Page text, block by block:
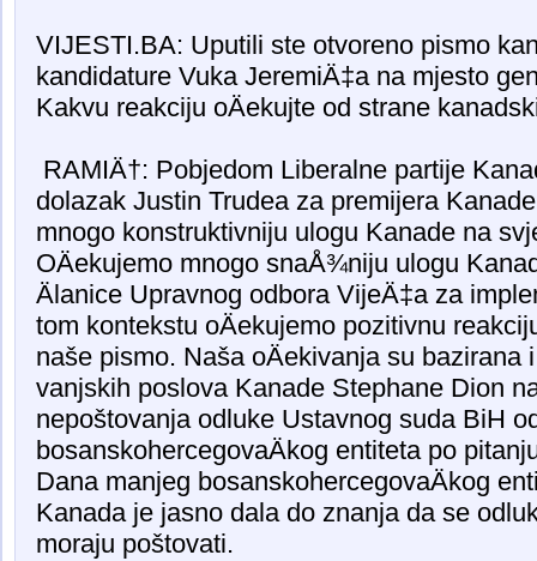
VIJESTI.BA: Uputili ste otvoreno pismo
kandidature Vuka JeremiÄ‡a na mjesto
Kakvu reakciju oÄekujte od strane
RAMIÄ†: Pobjedom Liberalne partije
dolazak Justin Trudea za premijera
mnogo konstruktivniju ulogu Kanade na
OÄekujemo mnogo snaÅ¾niju ulogu
Älanice Upravnog odbora VijeÄ‡a za
tom kontekstu oÄekujemo pozitivnu
naše pismo. Naša oÄekivanja su
vanjskih poslova Kanade Stephane Dion
nepoštovanja odluke Ustavnog suda BiH
bosanskohercegovaÄkog entiteta po
Dana manjeg bosanskohercegovaÄkog
Kanada je jasno dala do znanja da se
moraju poštovati.